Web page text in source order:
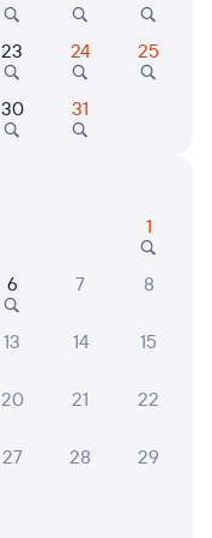
поездке или
23 24 25
30 31
1
6 7 8
13 14 15
20 21 22
27 28 29